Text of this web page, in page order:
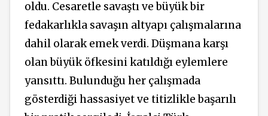
oldu. Cesaretle savaştı ve büyük bir
fedakarlıkla savaşın altyapı çalışmalarına
dahil olarak emek verdi. Düşmana karşı
olan büyük öfkesini katıldığı eylemlere
yansıttı. Bulunduğu her çalışmada
gösterdiği hassasiyet ve titizlikle başarılı